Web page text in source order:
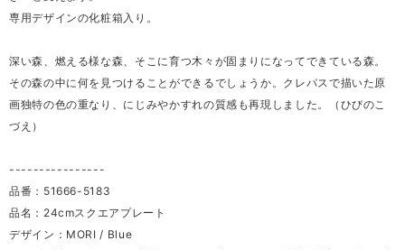
専用デザインの化粧箱入り。
深い森、燃える様な森、そこに育つ木々が固まりになってできている森。
その森の中に何を見つけることができるでしょうか。クレパスで描いた原
画独特の色の重なり、にじみやかすれの質感も再現しました。（ひびのこ
づえ）
----------------
品番：51666-5183
品名：24cmスクエアプレート
デザイン：MORI / Blue